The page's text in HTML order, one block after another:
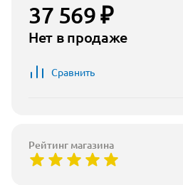
37 569 ₽
Нет в продаже
Сравнить
Рейтинг магазина